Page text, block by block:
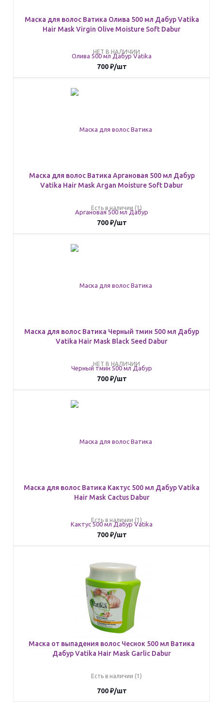
Маска для волос Ватика Олива 500 мл Дабур Vatika
Hair Mask Virgin Olive Moisture Soft Dabur
НЕТ В НАЛИЧИИ
700₽/шт
Маска для волос Ватика Аргановая 500 мл Дабур
Vatika Hair Mask Argan Moisture Soft Dabur
Есть в наличии (1)
700₽/шт
Маска для волос Ватика Черный тмин 500 мл Дабур
Vatika Hair Mask Black Seed Dabur
НЕТ В НАЛИЧИИ
700₽/шт
Маска для волос Ватика Кактус 500 мл Дабур Vatika
Hair Mask Cactus Dabur
Есть в наличии (1)
700₽/шт
Маска от выпадения волос Чеснок 500 мл Ватика
Дабур Vatika Hair Mask Garlic Dabur
Есть в наличии (1)
700₽/шт